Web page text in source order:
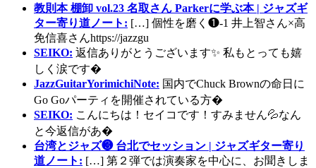
教則本 棚卸 vol.23 名取さん Parkerに学ぶ本 | ジャズギ
ター寄り道ノート: […] 個性を磨く❶-1 井上智さん×高
免信喜さんhttps://jazzgu
SEIKO: 返信ありがとうございます✨ 私もとっても嬉
しく涙です�
JazzGuitarYorimichiNote: 国内でChuck Brownの命日に
Go Goパーティを開催されている方�
SEIKO: こんにちは！セイコです！すみません💦なん
と今返信があ�
台湾とジャズ❸ 台北でセッション | ジャズギター寄り
道ノート: […] 第２弾では演奏家を中心に、お聞きしま